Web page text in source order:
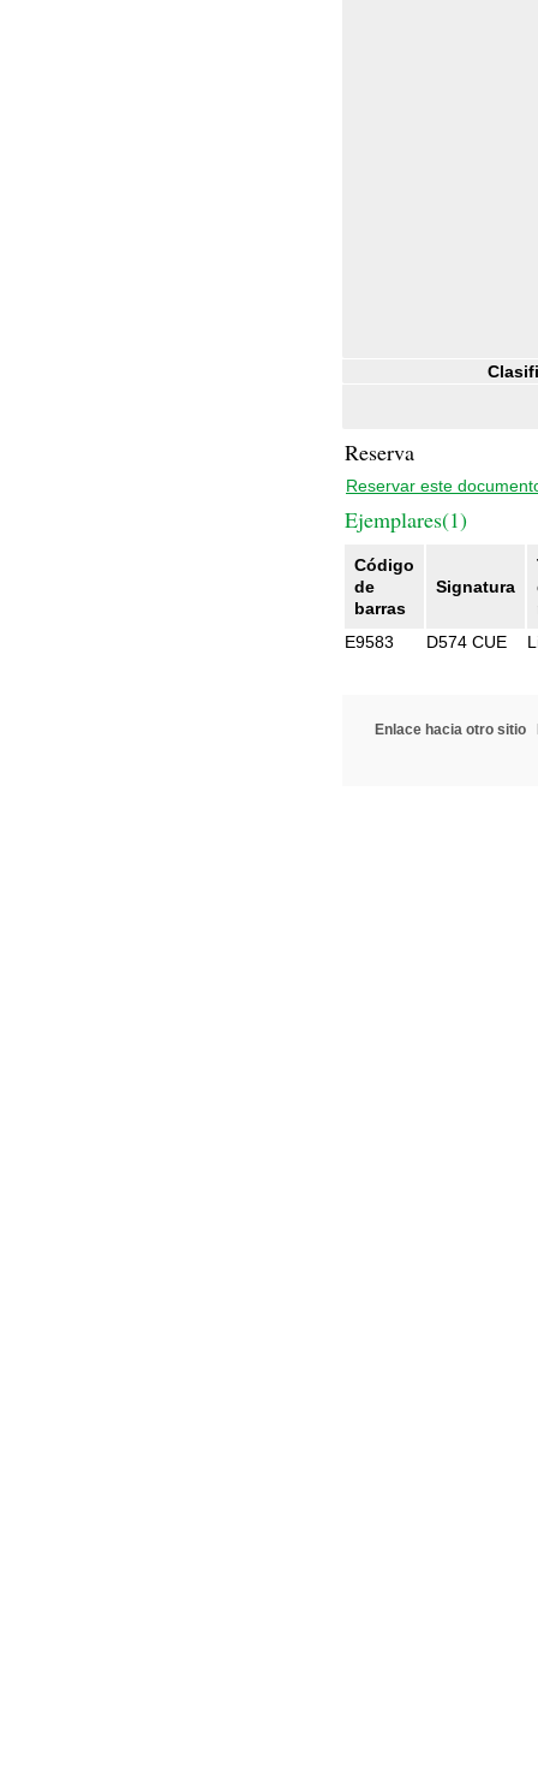
Reserva
Reservar este
Ejemplares(1)
Código
de
barras
Signatura
E9583
D574 CUE
Enlace hacia otro sitio